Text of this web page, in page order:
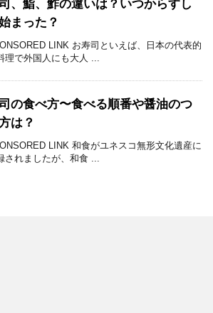
、鮨、鮓の違いは？いつからすし
まった？
LINK お寿司といえば、日本の代表的
理で外国人にも大人 ...
の食べ方〜食べる順番や醤油のつ
は？
LINK 和食がユネスコ無形文化遺産に
されましたが、和食 ...